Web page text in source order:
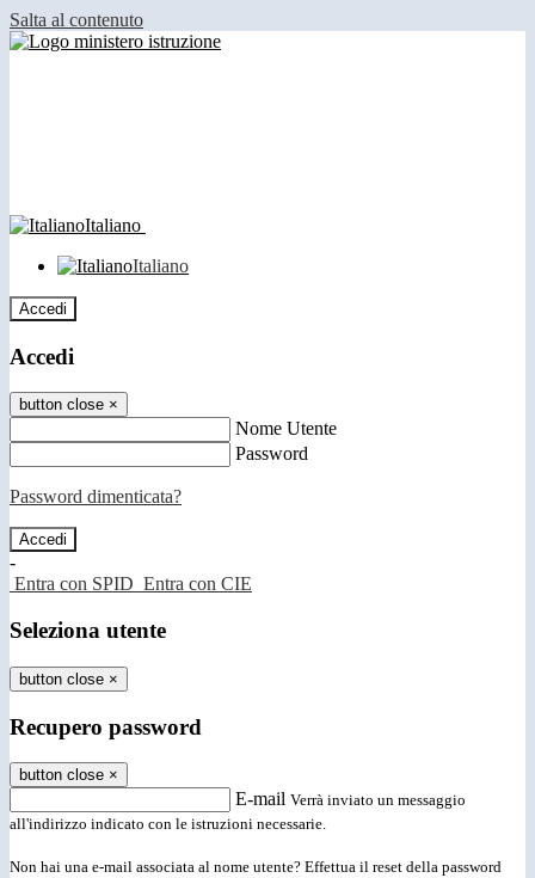
Salta al contenuto
Italiano
Italiano
Accedi
Accedi
button close ×
Nome Utente
Password
Password dimenticata?
-
Entra con SPID Entra con CIE
Seleziona utente
button close ×
Recupero password
button close ×
E-mail Verrà inviato un messaggio
all'indirizzo indicato con le istruzioni necessarie.
Non hai una e-mail associata al nome utente? Effettua il reset della password